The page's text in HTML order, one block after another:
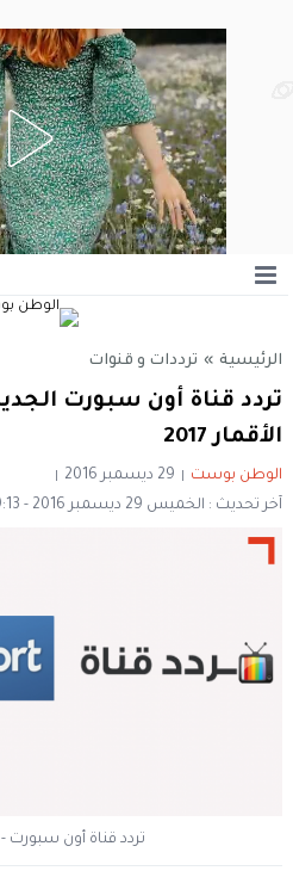
الرئيسية » ترددات و قنوات
الأقمار 2017
الوطن بوست
29 ديسمبر 2016
آخر تحديث : الخميس 29 ديسمبر 2016 - 9:13 مساءً
تردد قناة أون سبورت - ON Sport HD